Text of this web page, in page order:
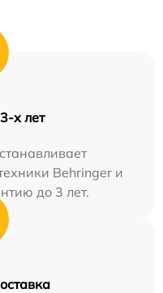
х лет
Behringer и
до 3 лет.